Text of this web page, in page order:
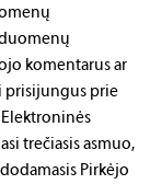
komentarus ar
prisijungus prie
Elektroninės
trečiasis asmuo,
Pirkėjo